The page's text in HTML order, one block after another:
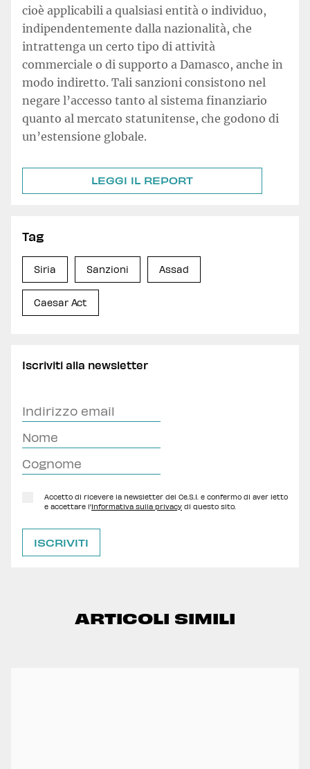
cioè applicabili a qualsiasi entità o individuo,
indipendentemente dalla nazionalità, che
intrattenga un certo tipo di attività
commerciale o di supporto a Damasco, anche in
modo indiretto. Tali sanzioni consistono nel
negare l’accesso tanto al sistema finanziario
quanto al mercato statunitense, che godono di
un’estensione globale.
LEGGI IL REPORT
Tag
Siria Sanzioni Assad
Caesar Act
Iscriviti alla newsletter
Accetto di ricevere la newsletter del Ce.S.I. e confermo di aver letto
e accettare l'Informativa sulla privacy di questo sito.
ARTICOLI SIMILI